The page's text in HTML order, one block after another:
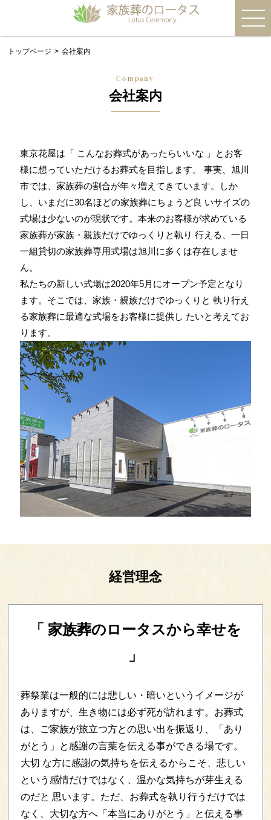
トップページ 会社案内
Company
会社案内
東京花屋は「 こんなお葬式があったらいいな 」とお客
様に想っていただけるお葬式を目指します。 事実、旭川
市では、家族葬の割合が年々増えてきています。しか
し、いまだに30名ほどの家族葬にちょうど良 いサイズの
式場は少ないのが現状です。本来のお客様が求めている
家族葬が家族・親族だけでゆっくりと執り 行える、一日
一組貸切の家族葬専用式場は旭川に多くは存在しませ
ん。
私たちの新しい式場は2020年5月にオープン予定となり
ます。そこでは、家族・親族だけでゆっくりと 執り行え
る家族葬に最適な式場をお客様に提供し たいと考えてお
ります。
経営理念
「 家族葬のロータスから幸せを
」
葬祭業は一般的には悲しい・暗いというイメージが
ありますが、生き物には必ず死が訪れます。お葬式
は、ご家族が旅立つ方との思い出を振返り、「あり
がとう」と感謝の言葉を伝える事ができる場です。
大切 な方に感謝の気持ちを伝えるからこそ、悲しい
という感情だけではなく、温かな気持ちが芽生える
のだと 思います。ただ、お葬式を執り行うだけでは
なく、大切な方へ「本当にありがとう」と伝える事